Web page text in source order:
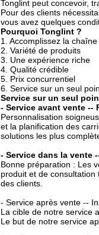
Tonglint peut concevoir,
Pour des clients
vous avez quelques
Pourquoi Tonglint ?
1. Accomplissez la
2. Variété de produits
3. Une expérience riche
4. Qualité crédible
5. Prix concurrentiel
6. Service sur un seul
Service sur un seul
- Service avant vente --
Personnalisation
et la planification des
solutions les plus
- Service dans la vente
Bonne préparation : Les
produit et de
des clients.
- Service après vente --
La cible de notre service
Le but de notre service